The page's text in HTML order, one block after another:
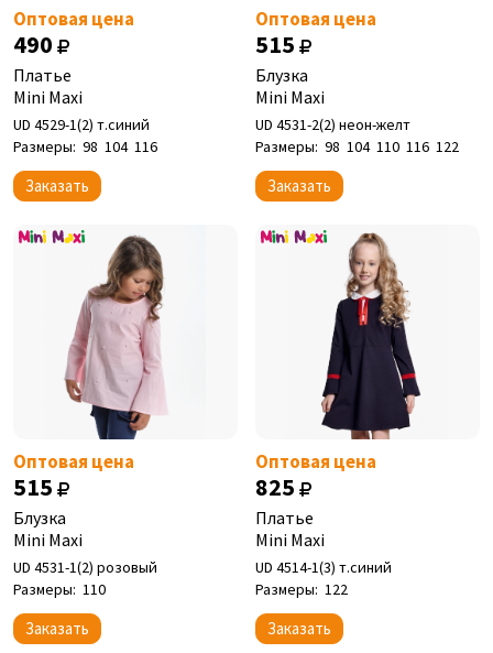
Оптовая цена
490
Платье
Mini Maxi
UD 4529-1(2) т.синий
Размеры: 98 104 116
Заказать
Оптовая цена
515
Блузка
Mini Maxi
UD 4531-2(2) неон-желт
Размеры: 98 104 110 116 122
Заказать
Оптовая цена
515
Блузка
Mini Maxi
UD 4531-1(2) розовый
Размеры: 110
Заказать
Оптовая цена
825
Платье
Mini Maxi
UD 4514-1(3) т.синий
Размеры: 122
Заказать